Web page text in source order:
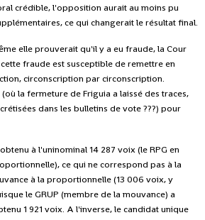
crédible, l'opposition aurait au moins pu
ce qui changerait le résultat final.
elle prouverait qu'il y a eu fraude, la Cour
fraude est susceptible de remettre en
circonscription par circonscription.
la fermeture de Friguia a laissé des traces,
dans les bulletins de vote ???) pour
à l'uninominal 14 287 voix (le RPG en
ce qui ne correspond pas à la
à la proportionnelle (13 006 voix, y
le GRUP (membre de la mouvance) a
1 921 voix. A l'inverse, le candidat unique